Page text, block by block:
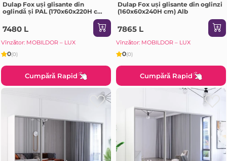
Dulap Fox uși glisante din
oglindă și PAL (170x60x220H cm)
7480 L
Vînzător: MOBILDOR – LUX
0(0)
Cumpără Rapid
Dulap Fox uși glisante din oglinzi
(160x60x240H cm) Alb
7865 L
Vînzător: MOBILDOR – LUX
0(0)
Cumpără Rapid